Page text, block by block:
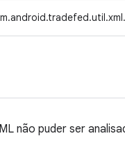
não puder ser